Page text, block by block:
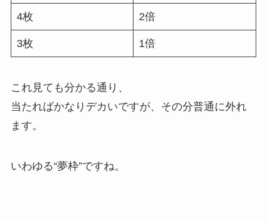
4枚 2倍
3枚 1倍
これ見ても分かる通り、
当たればかなりデカいですが、その分普通に外れ
ます。
いわゆる“夢枠”ですね。